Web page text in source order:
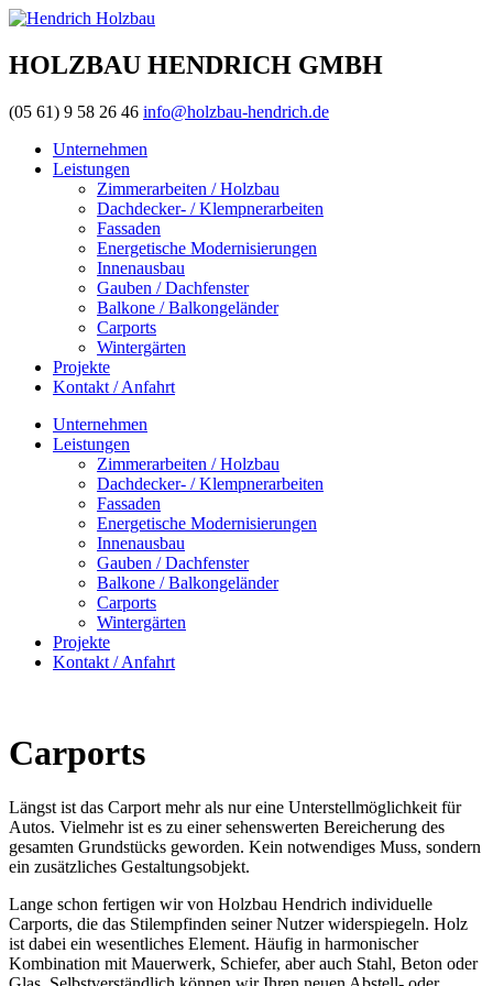
HOLZBAU HENDRICH GMBH
(05 61) 9 58 26 46 info@holzbau-hendrich.de
Unternehmen
Leistungen
Zimmerarbeiten / Holzbau
Dachdecker- / Klempnerarbeiten
Fassaden
Energetische Modernisierungen
Innenausbau
Gauben / Dachfenster
Balkone / Balkongeländer
Carports
Wintergärten
Projekte
Kontakt / Anfahrt
Unternehmen
Leistungen
Zimmerarbeiten / Holzbau
Dachdecker- / Klempnerarbeiten
Fassaden
Energetische Modernisierungen
Innenausbau
Gauben / Dachfenster
Balkone / Balkongeländer
Carports
Wintergärten
Projekte
Kontakt / Anfahrt
Carports
Längst ist das Carport mehr als nur eine Unterstellmöglichkeit für
Autos. Vielmehr ist es zu einer sehenswerten Bereicherung des
gesamten Grundstücks geworden. Kein notwendiges Muss, sondern
ein zusätzliches Gestaltungsobjekt.
Lange schon fertigen wir von Holzbau Hendrich individuelle
Carports, die das Stilempfinden seiner Nutzer widerspiegeln. Holz
ist dabei ein wesentliches Element. Häufig in harmonischer
Kombination mit Mauerwerk, Schiefer, aber auch Stahl, Beton oder